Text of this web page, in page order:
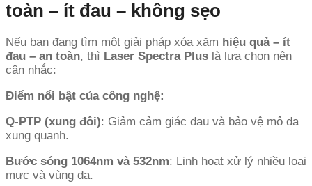
toàn – ít đau – không sẹo
Nếu bạn đang tìm một giải pháp xóa xăm hiệu quả – ít
đau – an toàn, thì Laser Spectra Plus là lựa chọn nên
cân nhắc:
Điểm nổi bật của công nghệ:
Q-PTP (xung đôi): Giảm cảm giác đau và bảo vệ mô da
xung quanh.
Bước sóng 1064nm và 532nm: Linh hoạt xử lý nhiều loại
mực và vùng da.